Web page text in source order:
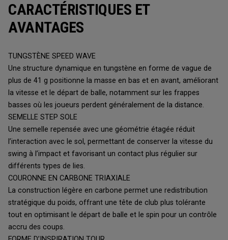
CARACTÉRISTIQUES ET
AVANTAGES
TUNGSTÈNE SPEED WAVE
Une structure dynamique en tungstène en forme de vague de
plus de 41 g positionne la masse en bas et en avant, améliorant
la vitesse et le départ de balle, notamment sur les frappes
basses où les joueurs perdent généralement de la distance.
SEMELLE STEP SOLE
Une semelle repensée avec une géométrie étagée réduit
l’interaction avec le sol, permettant de conserver la vitesse du
swing à l’impact et favorisant un contact plus régulier sur
différents types de lies.
COURONNE EN CARBONE TRIAXIALE
La construction légère en carbone permet une redistribution
stratégique du poids, offrant une tête de club plus tolérante
tout en optimisant le départ de balle et le spin pour un contrôle
accru des coups.